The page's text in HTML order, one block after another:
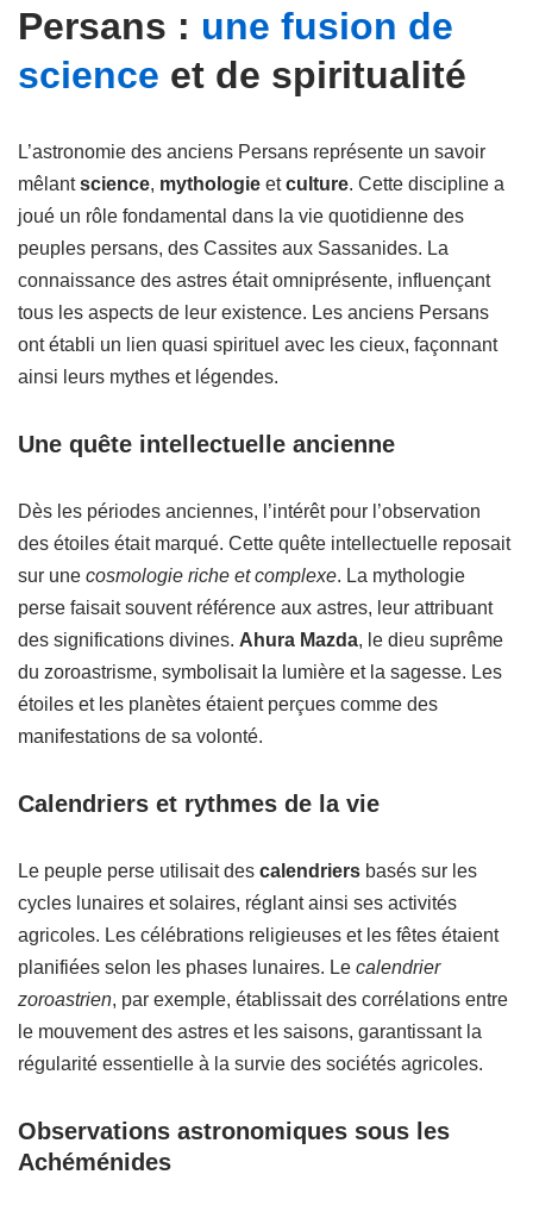
Persans : une fusion de
science et de spiritualité
L’astronomie des anciens Persans représente un savoir
mêlantscience, mythologie etculture. Cette discipline a
joué un rôle fondamental dans la vie quotidienne des
peuples persans, des Cassites aux Sassanides. La
connaissance des astres était omniprésente, influençant
tous les aspects de leur existence. Les anciens Persans
ont établi un lien quasi spirituel avec les cieux, façonnant
ainsi leurs mythes et légendes.
Une quête intellectuelle ancienne
Dès les périodes anciennes, l’intérêt pour l’observation
des étoiles était marqué. Cette quête intellectuelle reposait
sur une cosmologie riche et complexe. La mythologie
perse faisait souvent référence aux astres, leur attribuant
des significations divines. Ahura Mazda, le dieu suprême
du zoroastrisme, symbolisait la lumière et la sagesse. Les
étoiles et les planètes étaient perçues comme des
manifestations de sa volonté.
Calendriers et rythmes de la vie
Le peuple perse utilisait des calendriers basés sur les
cycles lunaires et solaires, réglant ainsi ses activités
agricoles. Les célébrations religieuses et les fêtes étaient
planifiées selon les phases lunaires. Le calendrier
zoroastrien, par exemple, établissait des corrélations entre
le mouvement des astres et les saisons, garantissant la
régularité essentielle à la survie des sociétés agricoles.
Observations astronomiques sous les
Achéménides